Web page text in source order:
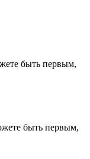
быть первым,
быть первым,